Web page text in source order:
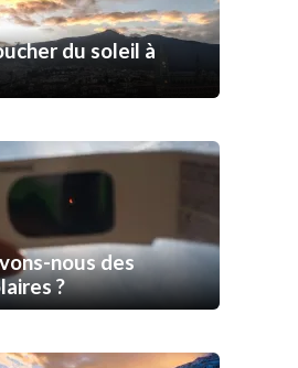
du soleil à
nous des
?